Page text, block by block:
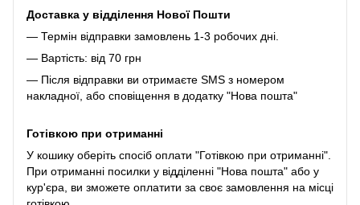
Доставка у відділення Нової Пошти
— Термін відправки замовлень 1-3 робочих дні.
— Вартість: від 70 грн
— Після відправки ви отримаєте SMS з номером
накладної, або сповіщення в додатку "Нова пошта"
Готівкою при отриманні
У кошику оберіть спосіб оплати "Готівкою при отриманні".
При отриманні посилки у відділенні "Нова пошта" або у
кур'єра, ви зможете оплатити за своє замовлення на місці